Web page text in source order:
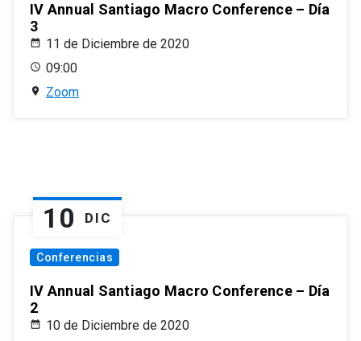
IV Annual Santiago Macro Conference – Día
3
11 de Diciembre de 2020
09:00
Zoom
10 DIC
Conferencias
IV Annual Santiago Macro Conference – Día
2
10 de Diciembre de 2020